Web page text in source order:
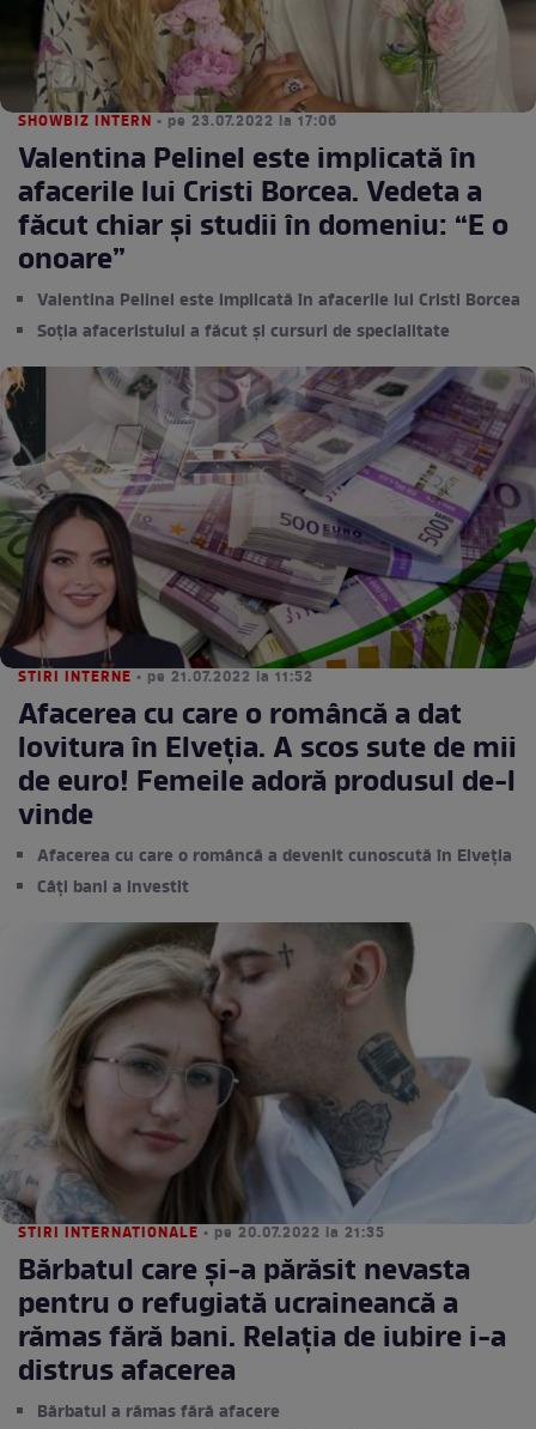
SHOWBIZ INTERN • pe 23.07.2022 la 17:06
Valentina Pelinel este implicată în
afacerile lui Cristi Borcea. Vedeta a
făcut chiar și studii în domeniu: “E o
onoare”
Valentina Pelinel este implicată în afacerile lui Cristi Borcea
Soția afaceristului a făcut și cursuri de specialitate
STIRI INTERNE • pe 21.07.2022 la 11:52
Afacerea cu care o româncă a dat
lovitura în Elveția. A scos sute de mii
de euro! Femeile adoră produsul de-l
vinde
Afacerea cu care o româncă a devenit cunoscută în Elveția
Câți bani a investit
STIRI INTERNATIONALE • pe 20.07.2022 la 21:35
Bărbatul care și-a părăsit nevasta
pentru o refugiată ucraineancă a
rămas fără bani. Relația de iubire i-a
distrus afacerea
Bărbatul a rămas fără afacere